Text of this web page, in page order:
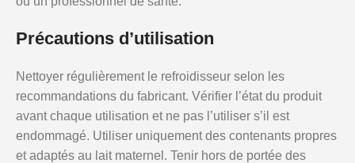
Précautions d’utilisation
Nettoyer régulièrement le refroidisseur selon les
recommandations du fabricant. Vérifier l’état du produit
avant chaque utilisation et ne pas l’utiliser s’il est
endommagé. Utiliser uniquement des contenants propres
et adaptés au lait maternel. Tenir hors de portée des